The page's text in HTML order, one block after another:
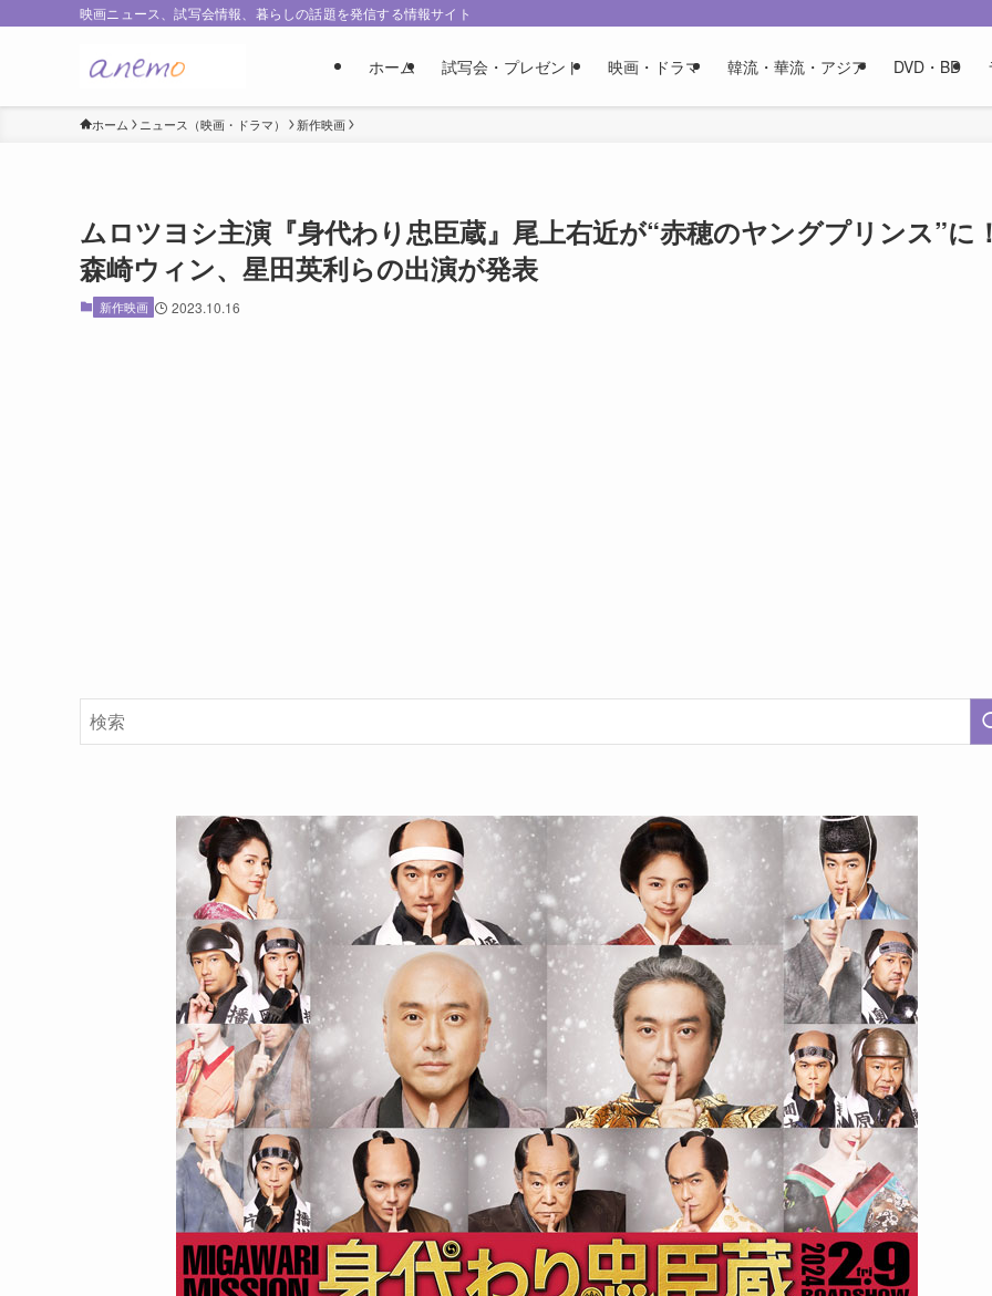
映画ニュース、試写会情報、暮らしの話題を発信する情報サイト
ホーム 試写会・プレゼント 映画・ドラマ 韓流・華流・アジア DVD・BD
ホーム ニュース（映画・ドラマ） 新作映画
ムロツヨシ主演『身代わり忠臣蔵』尾上右近が“赤穂のヤングプリンス”に
森崎ウィン、星田英利らの出演が発表
新作映画 2023.10.16